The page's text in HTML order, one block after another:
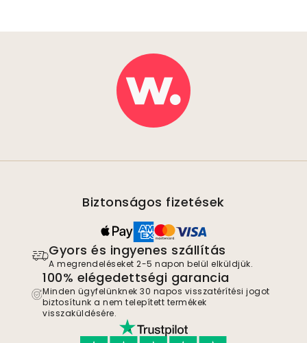
Biztonságos fizetések
Gyors és ingyenes szállítás
A megrendeléseket 2-5 napon belül elküldjük.
100% elégedettségi garancia
Minden ügyfelünknek 30 napos visszatérítési jogot
biztosítunk a nem telepített termékek
visszaküldésére.